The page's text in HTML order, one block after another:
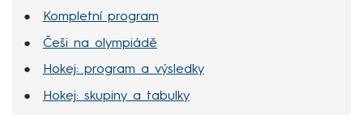
Kompletní program
Češi na olympiádě
Hokej: program a výsledky
Hokej: skupiny a tabulky